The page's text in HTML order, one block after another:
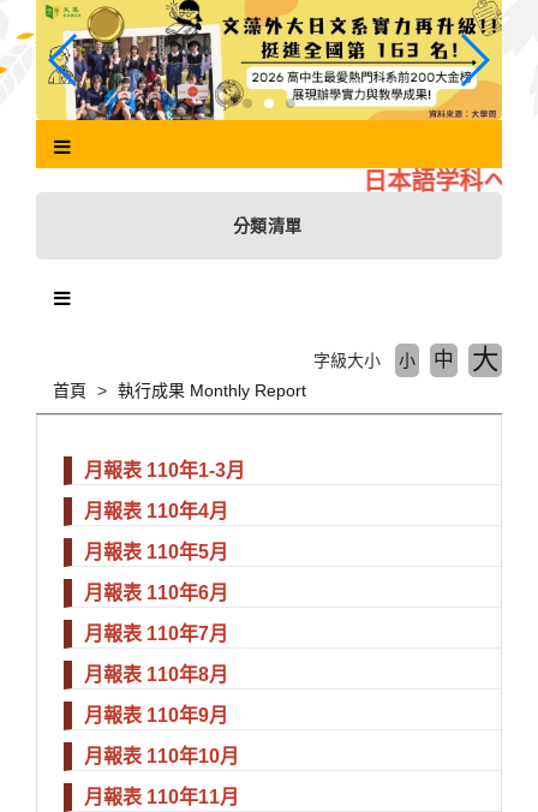
主
日本語学科へよ
分類清單
首頁 執行成果 Monthly Report
字級大小 小 中 大
月報表 110年1-3月
月報表 110年4月
月報表 110年5月
月報表 110年6月
月報表 110年7月
月報表 110年8月
月報表 110年9月
月報表 110年10月
月報表 110年11月